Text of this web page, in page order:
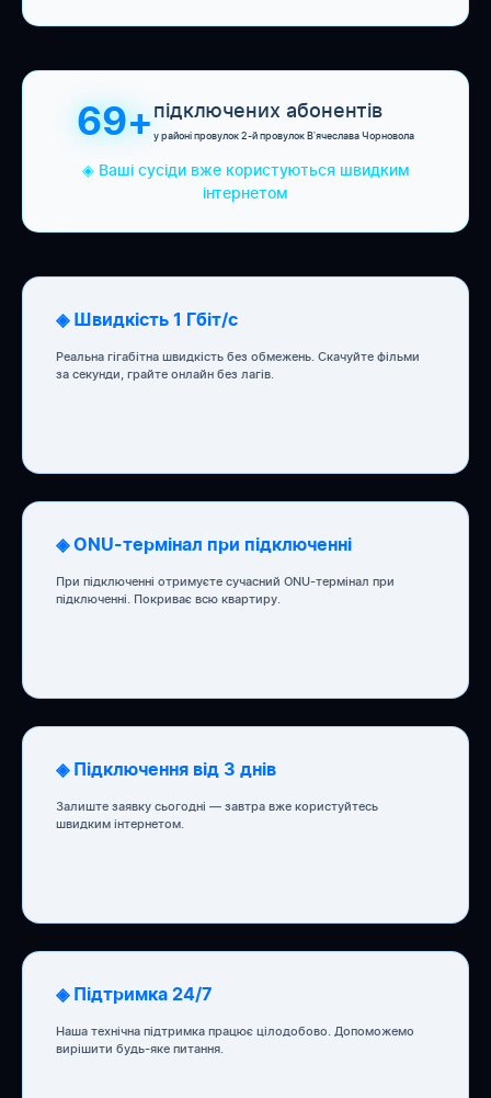
69+підключених абонентів
у районі провулок 2-й провулок Вʼячеслава Чорновола
◈ Ваші сусіди вже користуються швидким
інтернетом
◈ Швидкість 1 Гбіт/с
Реальна гігабітна швидкість без обмежень. Скачуйте фільми
за секунди, грайте онлайн без лагів.
◈ ONU-термінал при підключенні
При підключенні отримуєте сучасний ONU-термінал при
підключенні. Покриває всю квартиру.
◈ Підключення від 3 днів
Залиште заявку сьогодні — завтра вже користуйтесь
швидким інтернетом.
◈ Підтримка 24/7
Наша технічна підтримка працює цілодобово. Допоможемо
вирішити будь-яке питання.